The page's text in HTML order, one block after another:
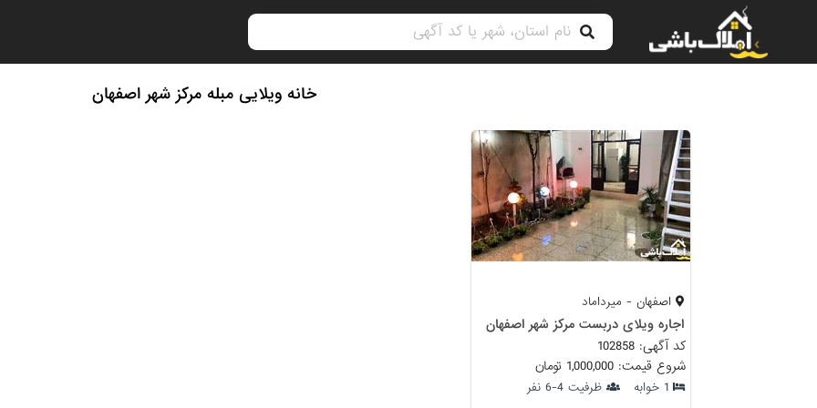
خانه ویلایی مبله مرکز شهر اصفهان
اصفهان - میرداماد
اجاره ویلای دربست مرکز شهر اصفهان
کد آگهی: 102858
شروع قیمت: 1,000,000 تومان
1 خوابه ظرفیت 4-6 نفر